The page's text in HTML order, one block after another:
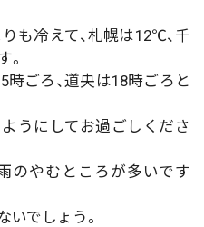
も冷えて、札幌は12℃、千
。
ごろ、道央は18時ごろと
うにしてお過ごしくださ
のやむところが多いです
でしょう。